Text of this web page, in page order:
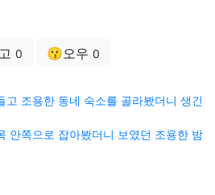
0 😗오우 0
고 조용한 동네 숙소를 골라봤더니 생긴
안쪽으로 잡아봤더니 보였던 조용한 밤